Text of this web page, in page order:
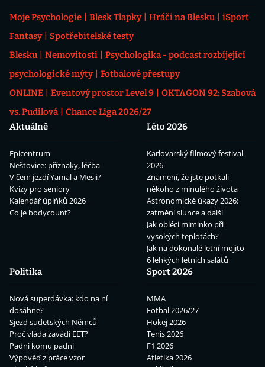
Moje Psychologie Blesk Tlapky Hráči na Blesku
iSport
Fantasy
Spotřebitelské testy
Blesku
Nemovitosti
Psychologika - podcast rozbíjející
psychologické mýty
Fotbalové přestupy
ONLINE
Eventový prostor Level 9
OKTAGON 92: Szabová
vs. Pudilová
Chance Liga 2026/27
Aktuálně
Epicentrum
Neštovice: příznaky, léčba
V čem jezdí Yamal a Mesii?
Kvízy pro seniory
Kalendář úplňků 2026
Co je bodycount?
Léto 2026
Karlovarský filmový festival
2026
Znamení, že jste potkali
někoho z minulého života
Astronomické úkazy 2026:
zatmění slunce a další
Jak obléci miminko při
vysokých teplotách?
Jak na dokonalé letní mojito
6 lehkých letních salátů
Politika
Nová superdávka: kdo na ní
dosáhne?
Sjezd sudetských Němců
Proč vláda zavádí EET?
Padni komu padni
Výpověď z práce vzor
Sport 2026
MMA
Fotbal 2026/27
Hokej 2026
Tenis 2026
F1 2026
Atletika 2026